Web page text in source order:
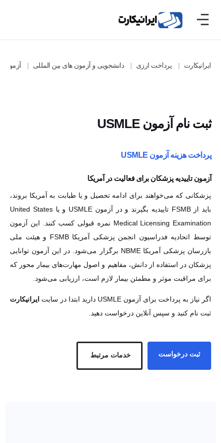
ایرانیکارت پرداخت ارزی دانشجویی و آزمون های بین المللی آزمون های
ثبت نام آزمون USMLE
پرداخت هزینه آزمون USMLE
آزمون تاییدیه پزشکان برای فعالیت در آمریکا
پزشکانی که می‌خواهند برای ادامه تحصیل و یا طبابت به آمریکا بروند، باید
از FSMB تاییدیه بگیرند و در آزمون USMLE و یا United States Medical
Licensing Examination نمره قبولی کسب کنند. این آزمون توسط اتحادیه
فدراسیون انجمن پزشکی آمریکا FSMB و هیئت ملی بازرسان پزشکی آمریکا
NBME برگزار می‌شود. در این آزمون توانایی پزشکان در استفاده از دانش،
مفاهیم و اصول مهارت‌های بیمار محور که برای مراقبت موثر و مطمئن بیمار
لازم است، ارزیابی می‌شود.
اگر نیاز به پرداخت برای آزمون USMLE دارید ابتدا در سایت
ایرانیکارتثبت
نام کنید و سپس آنلاین درخواست دهید.
ثبت درخواست خدمات مرتبط